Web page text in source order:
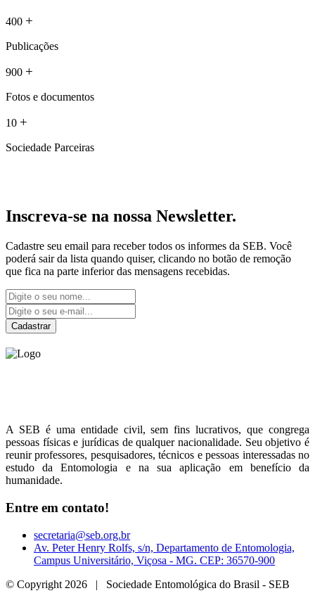
400 +
Publicações
900 +
Fotos e documentos
10 +
Sociedade Parceiras
Inscreva-se na nossa Newsletter.
Cadastre seu email para receber todos os informes da SEB. Você
poderá sair da lista quando quiser, clicando no botão de remoção
que fica na parte inferior das mensagens recebidas.
Cadastrar
A SEB é uma entidade civil, sem fins lucrativos, que congrega
pessoas físicas e jurídicas de qualquer nacionalidade. Seu objetivo é
reunir professores, pesquisadores, técnicos e pessoas interessadas no
estudo da Entomologia e na sua aplicação em benefício da
humanidade.
Entre em contato!
secretaria@seb.org.br
Av. Peter Henry Rolfs, s/n, Departamento de Entomologia,
Campus Universitário, Viçosa - MG. CEP: 36570-900
© Copyright 2026 | Sociedade Entomológica do Brasil - SEB